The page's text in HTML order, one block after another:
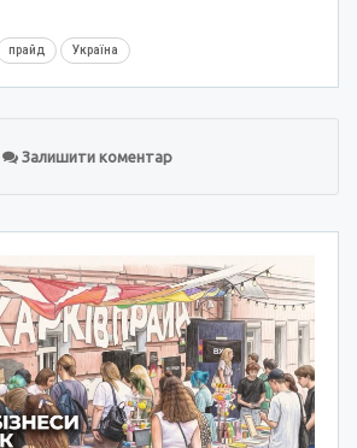
прайд Україна
Залишити коментар